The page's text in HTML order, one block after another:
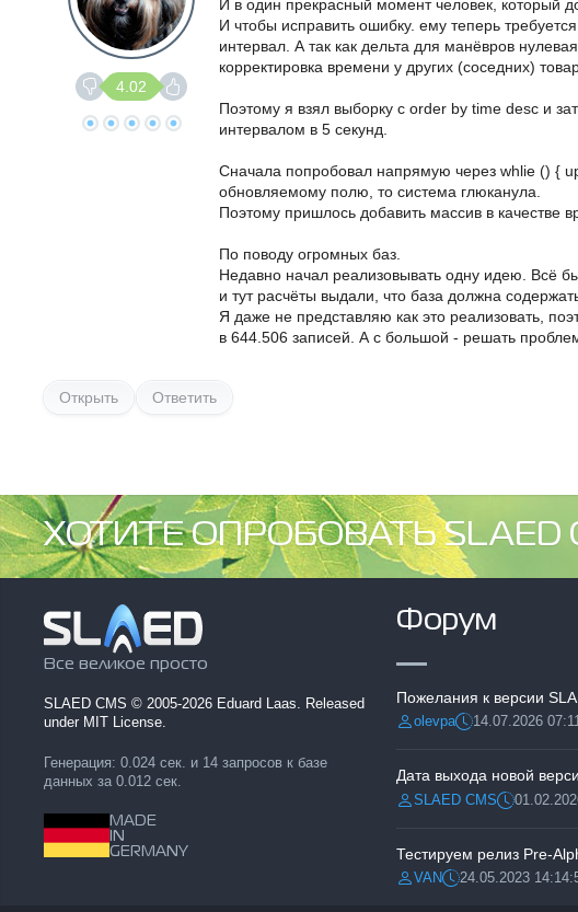
И в один прекрасный момент человек, который
И чтобы исправить ошибку. ему теперь
интервал. А так как дельта для манёвров
корректировка времени у других (соседних)
Поэтому я взял выборку с order by time desc и
интервалом в 5 секунд.
Сначала попробовал напрямую через whlie () {
обновляемому полю, то система глюканула.
Поэтому пришлось добавить массив в качестве
По поводу огромных баз.
Недавно начал реализовывать одну идею. Всё
и тут расчёты выдали, что база должна
Я даже не представляю как это реализовать,
в 644.506 записей. А с большой - решать
4.02
Открыть Ответить
ХОТИТЕ ОПРОБОВАТЬ SLAED
Все великое просто
SLAED CMS © 2005-2026 Eduard Laas. Released
under MIT License.
Генерация: 0.024 сек. и 14 запросов к базе
данных за 0.012 сек.
MADE
IN
GERMANY
Форум
Пожелания к версии
Разместил:
olevpaДата:14.07.2026
Дата выхода новой
Разместил:
SLAED CMSДата:
Разместил:
VANДата:24.05.2023